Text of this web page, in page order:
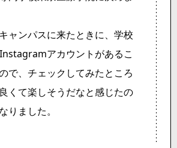
ャンパスに来たときに、学校
アカウントがあるこ
で、チェックしてみたところ
くて楽しそうだなと感じたの
りました。